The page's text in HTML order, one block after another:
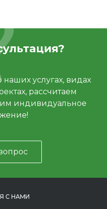
услугах, видах
рассчитаем
индивидуальное
С НАМИ